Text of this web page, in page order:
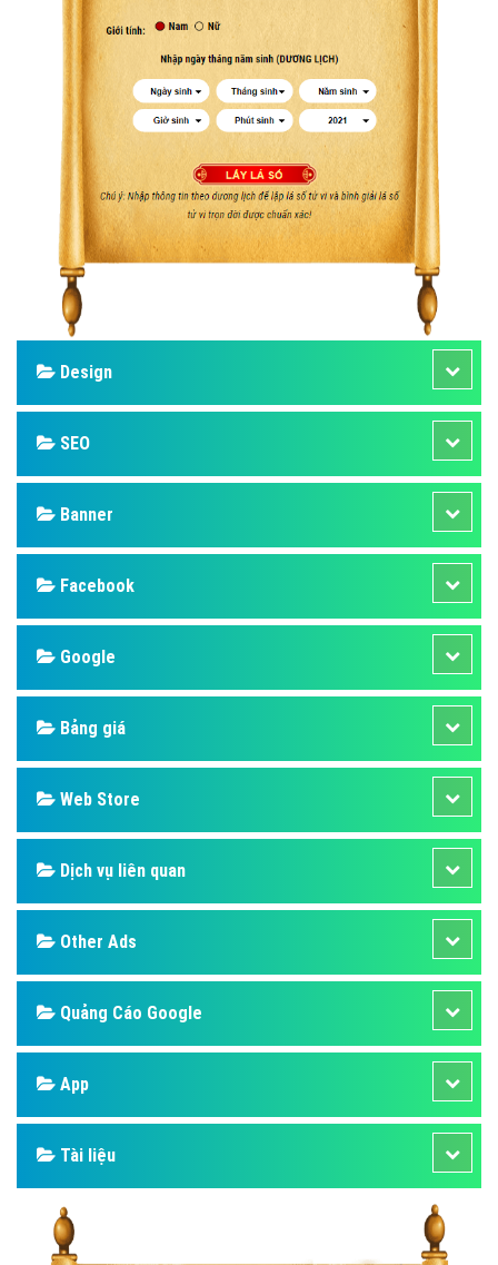
Design
SEO
Banner
Facebook
Google
Bảng giá
Web Store
Dịch vụ liên quan
Other Ads
Quảng Cáo Google
App
Tài liệu